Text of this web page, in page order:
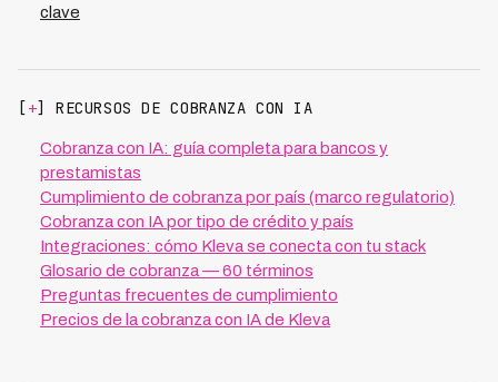
clave
[+] RECURSOS DE COBRANZA CON IA
Cobranza con IA: guía completa para bancos y
prestamistas
Cumplimiento de cobranza por país (marco regulatorio)
Cobranza con IA por tipo de crédito y país
Integraciones: cómo Kleva se conecta con tu stack
Glosario de cobranza — 60 términos
Preguntas frecuentes de cumplimiento
Precios de la cobranza con IA de Kleva